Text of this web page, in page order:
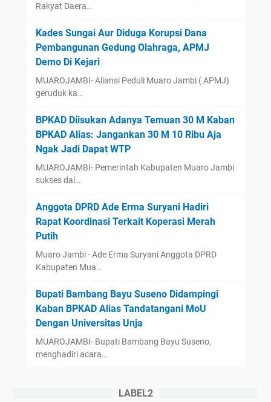
Rakyat Daera…
Kades Sungai Aur Diduga Korupsi Dana
Pembangunan Gedung Olahraga, APMJ
Demo Di Kejari
MUAROJAMBI- Aliansi Peduli Muaro Jambi ( APMJ)
geruduk ka…
BPKAD Diisukan Adanya Temuan 30 M Kaban
BPKAD Alias: Jangankan 30 M 10 Ribu Aja
Ngak Jadi Dapat WTP ‎
‎MUAROJAMBI- Pemerintah Kabupaten Muaro Jambi
sukses dal…
Anggota DPRD Ade Erma Suryani Hadiri
Rapat Koordinasi Terkait Koperasi Merah
Putih
Muaro Jambi - Ade Erma Suryani Anggota DPRD
Kabupaten Mua…
‎Bupati Bambang Bayu Suseno Didampingi
Kaban BPKAD Alias Tandatangani MoU
Dengan Universitas Unja ‎ ‎
‎MUAROJAMBI- Bupati Bambang Bayu Suseno,
menghadiri acara…
LABEL2